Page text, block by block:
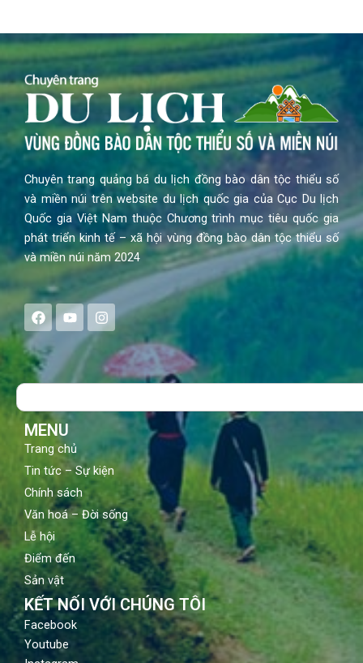
Chuyên trang quảng bá du lịch đồng bào dân tộc thiểu số
và miền núi trên website du lịch quốc gia của Cục Du lịch
Quốc gia Việt Nam thuộc Chương trình mục tiêu quốc gia
phát triển kinh tế – xã hội vùng đồng bào dân tộc thiểu số
và miền núi năm 2024
F
a
e
b
o
Y
o
t
b
I
n
s
a
g
Search
MENU
Trang chủ
Tin tức – Sự kiện
Chính sách
Văn hoá – Đời sống
Lễ hội
Điểm đến
Sản vật
KẾT NỐI VỚI CHÚNG TÔI
Facebook
Youtube